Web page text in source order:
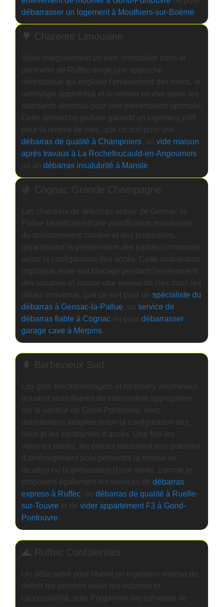
débarrasser un logement à Mouthiers-sur-Boëme.
🌳 Charente Limousine
Vider intégralement un bien immobilier dans le
périmètre de Ruffec exige une approche
méthodique qui englobe l'enlèvement des biens, le
nettoyage approfondi et la remise en état selon les
standards attendus pour une présentation optimale.
Cette démarche globale garantit un logement prêt
pour la remise de clés, que ce soit pour une
débarras de qualité à Champniers, un vide maison
après travaux à La Rochefoucauld-en-Angoumois
ou un débarras insalubrité à Mansle.
🍇 Cognac Grande Champagne
Les chantiers de débarras autour de Gensac-la-
Pallue bénéficient d'une planification minutieuse
du stationnement camion et des protections,
garantissant la préservation des parties communes
selon la configuration des accès. Cette anticipation
logistique évite tout blocage pendant l'enlèvement
des volumes et assure une remise de clés dans les
délais convenus, que ce soit pour un spécialiste du
débarras à Gensac-la-Pallue, un service de
débarras fiable à Cognacou pour débarrasser
garage cave à Merpins.
🌲 Barbezieux Sud
Les gros électroménagers et mobiliers volumineux
trouvent leurs filières de valorisation appropriées
sur le secteur de Gond-Pontouvre, avec
manutention adaptée selon la configuration des
lieux et les contraintes d'accès. Une fois les
volumes retirés, les pièces retrouvent leur potentiel
d'aménagement pour permettre la remise en
location ou la préparation d'une vente, comme le
proposent également les services de débarras
express à Ruffec, de débarras de qualité à Ruelle-
sur-Touvreet de vider appartement F3 à Gond-
Pontouvre.
🌊 Ruffec Confolentais
Un délai serré pour libérer un logement impose de
définir les priorités selon les volumes et
l'accessibilité, puis d'organiser les créneaux de